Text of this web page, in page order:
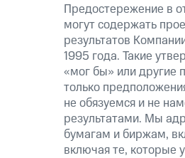
Предостережение в
могут содержать
результатов
1995 года. Такие
«мог бы» или другие
только
не обязуемся и не
результатами. Мы
бумагам и биржам,
включая те, которые